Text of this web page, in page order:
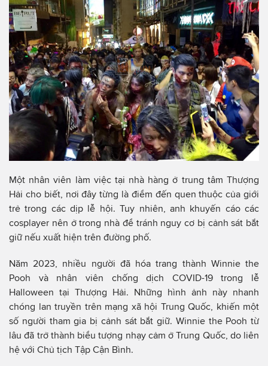
Một nhân viên làm việc tại nhà hàng ở trung tâm Thượng
Hải cho biết, nơi đây từng là điểm đến quen thuộc của giới
trẻ trong các dịp lễ hội. Tuy nhiên, anh khuyến cáo các
cosplayer nên ở trong nhà để tránh nguy cơ bị cảnh sát bắt
giữ nếu xuất hiện trên đường phố.
Năm 2023, nhiều người đã hóa trang thành Winnie the
Pooh và nhân viên chống dịch COVID-19 trong lễ
Halloween tại Thượng Hải. Những hình ảnh này nhanh
chóng lan truyền trên mạng xã hội Trung Quốc, khiến một
số người tham gia bị cảnh sát bắt giữ. Winnie the Pooh từ
lâu đã trở thành biểu tượng nhạy cảm ở Trung Quốc, do liên
hệ với Chủ tịch Tập Cận Bình.